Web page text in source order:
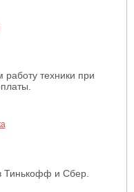
техники при
Тинькофф и Сбер.